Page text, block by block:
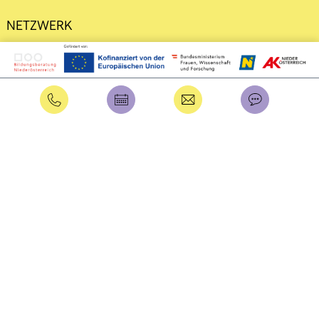
NETZWERK
DATENSCHUTZ
IMPRESSUM